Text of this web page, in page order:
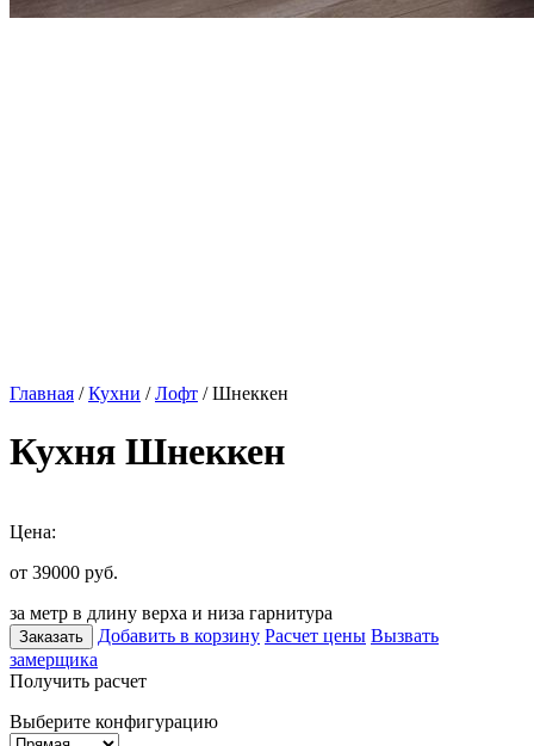
Главная /Кухни /Лофт / Шнеккен
Кухня Шнеккен
Цена:
от 39000 руб.
за метр в длину верха и низа гарнитура
Заказать Добавить в корзину Расчет цены Вызвать
замерщика
Получить расчет
Выберите конфигурацию